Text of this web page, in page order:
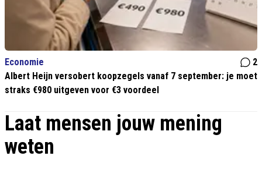
Economie
2
Albert Heijn versobert koopzegels vanaf 7 september: je moet
straks €980 uitgeven voor €3 voordeel
Laat mensen jouw mening
weten